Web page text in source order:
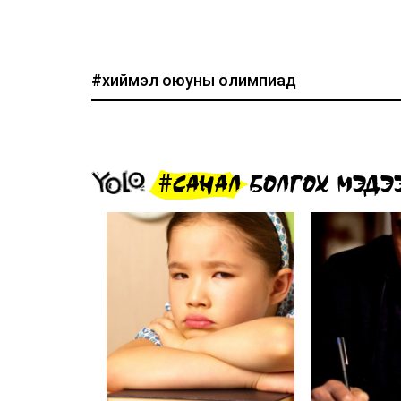
#хиймэл оюуны олимпиад
#САНАЛ БОЛГОХ